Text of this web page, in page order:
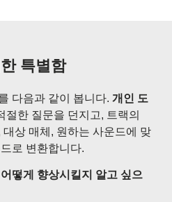
특별함
다음과 같이 봅니다. 개인 도
절한 질문을 던지고, 트랙의
상 매체, 원하는 사운드에 맞
로 변환합니다.
떻게 향상시킬지 알고 싶으